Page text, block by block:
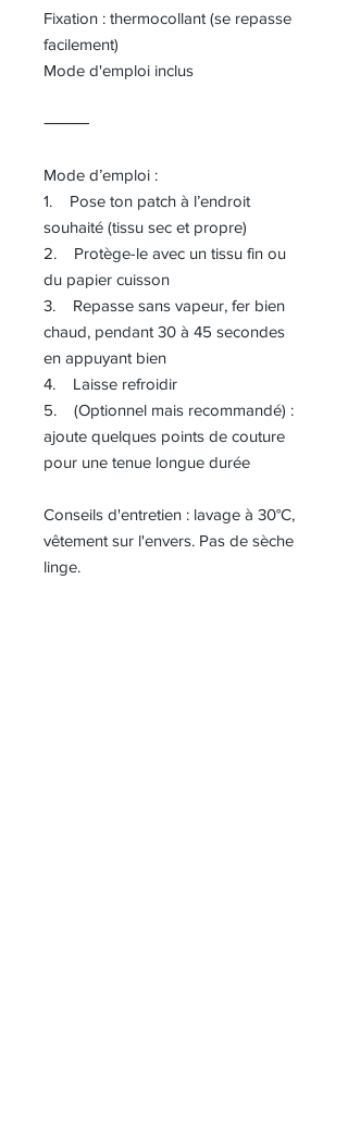
Fixation : thermocollant (se repasse
facilement)
Mode d'emploi inclus
⸻
Mode d’emploi :
1. Pose ton patch à l’endroit
souhaité (tissu sec et propre)
2. Protège-le avec un tissu fin ou
du papier cuisson
3. Repasse sans vapeur, fer bien
chaud, pendant 30 à 45 secondes
en appuyant bien
4. Laisse refroidir
5. (Optionnel mais recommandé) :
ajoute quelques points de couture
pour une tenue longue durée
Conseils d'entretien : lavage à 30°C,
vêtement sur l'envers. Pas de sèche
linge.